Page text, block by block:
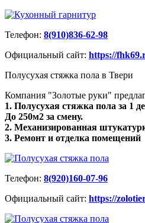
Телефон: 8(910)836-62-98
Официальный сайт: https://
Полусухая стяжка пола в Твери
Компания "Золотые руки"
1. Полусухая стяжка пола за 1
До 250м2 за смену.
2. Механизированная
3. Ремонт и отделка помещений
Телефон: 8(920)160-07-96
Официальный сайт: https://